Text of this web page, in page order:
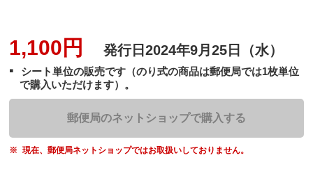
1,100円 発行日2024年9月25日（水）
シート単位の販売です（のり式の商品は郵便局では1枚単位
で購入いただけます）。
郵便局のネットショップで購入する
現在、郵便局ネットショップではお取扱いしておりません。